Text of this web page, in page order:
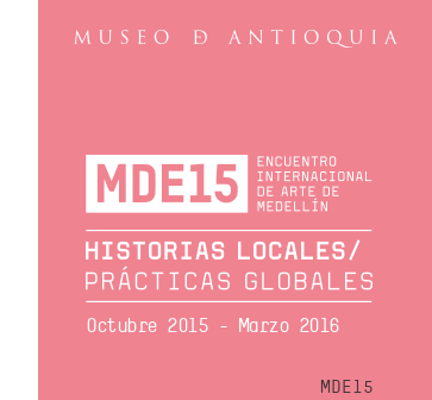
Octubre 2015 - Marzo 2016
MDE15